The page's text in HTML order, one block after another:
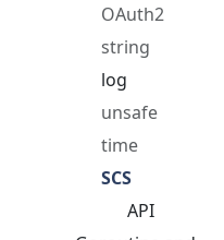
OAuth2
string
log
unsafe
time
SCS
API